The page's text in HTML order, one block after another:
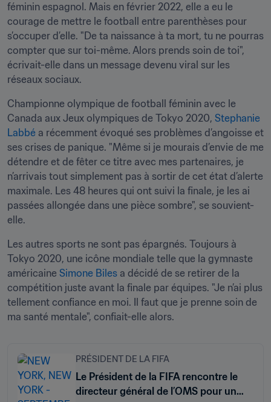
féminin espagnol. Mais en février 2022, elle a eu le
courage de mettre le football entre parenthèses pour
s’occuper d’elle. "De ta naissance à ta mort, tu ne pourras
compter que sur toi-même. Alors prends soin de toi",
écrivait-elle dans un message devenu viral sur les
réseaux sociaux.
Championne olympique de football féminin avec le
Canada aux Jeux olympiques de Tokyo 2020, Stephanie
Labbé a récemment évoqué ses problèmes d’angoisse et
ses crises de panique. "Même si je mourais d’envie de me
détendre et de fêter ce titre avec mes partenaires, je
n’arrivais tout simplement pas à sortir de cet état d’alerte
maximale. Les 48 heures qui ont suivi la finale, je les ai
passées allongée dans une pièce sombre", se souvient-
elle.
Les autres sports ne sont pas épargnés. Toujours à
Tokyo 2020, une icône mondiale telle que la gymnaste
américaine Simone Biles a décidé de se retirer de la
compétition juste avant la finale par équipes. "Je n’ai plus
tellement confiance en moi. Il faut que je prenne soin de
ma santé mentale", confiait-elle alors.
PRÉSIDENT DE LA FIFA
Le Président de la FIFA rencontre le
directeur général de l’OMS pour un